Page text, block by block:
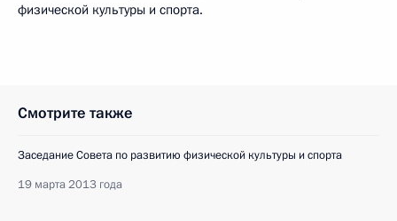
физической культуры и спорта.
Смотрите также
Заседание Совета по развитию физической культуры и спорта
19 марта 2013 года